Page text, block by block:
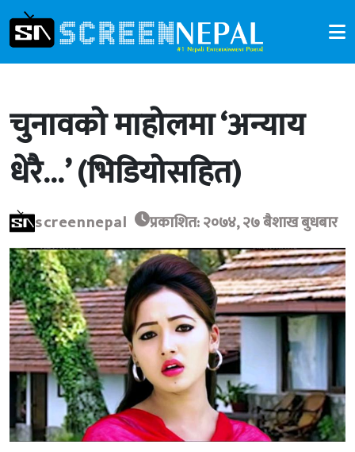
चुनावको माहोलमा ‘अन्याय
धेरै…’ (भिडियोसहित)
screennepal प्रकाशित: २०७४, २७ बैशाख बुधबार